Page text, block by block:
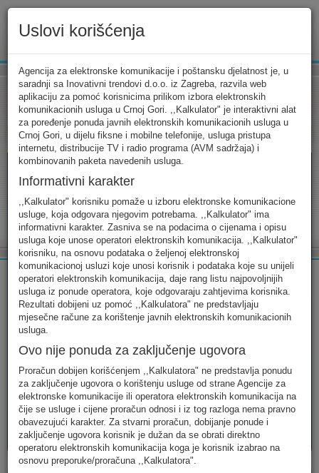
Tarifni kalkulator Uslovi korišćenja Kontakt
Tarifni kalkulator
Odaberite usluge koje koristite, popunite sva potrebna polja i
izaberite za sebe ono najbolje...
FIKSNA MOBILNA INTERNET
AVM
usluge
PAKETI
usluga
Uslovi korišćenja
Agencija za elektronske komunikacije i poštansku djelatnost je, u
saradnji sa Inovativni trendovi d.o.o. iz Zagreba, razvila web
aplikaciju za pomoć korisnicima prilikom izbora elektronskih
komunikacionih usluga u Crnoj Gori. ,,Kalkulator" je interaktivni alat
za poređenje ponuda javnih elektronskih komunikacionih usluga u
Crnoj Gori, u dijelu fiksne i mobilne telefonije, usluga pristupa
internetu, distribucije TV i radio programa (AVM sadržaja) i
kombinovanih paketa navedenih usluga.
Informativni karakter
,,Kalkulator" korisniku pomaže u izboru elektronske komunikacione
usluge, koja odgovara njegovim potrebama. ,,Kalkulator" ima
informativni karakter. Zasniva se na podacima o cijenama i opisu
usluga koje unose operatori elektronskih komunikacija. ,,Kalkulator"
korisniku, na osnovu podataka o željenoj elektronskoj
komunikacionoj usluzi koje unosi korisnik i podataka koje su unijeli
operatori elektronskih komunikacija, daje rang listu najpovoljnijih
usluga iz ponude operatora, koje odgovaraju zahtjevima korisnika.
Rezultati dobijeni uz pomoć ,,Kalkulatora" ne predstavljaju
mjesečne račune za korištenje javnih elektronskih komunikacionih
usluga.
Ovo nije ponuda za zaključenje ugovora
Proračun dobijen korišćenjem ,,Kalkulatora" ne predstavlja ponudu
za zaključenje ugovora o korištenju usluge od strane Agencije za
elektronske komunikacije ili operatora elektronskih komunikacija na
čije se usluge i cijene proračun odnosi i iz tog razloga nema pravno
obavezujući karakter. Za stvarni proračun, dobijanje ponude i
zaključenje ugovora korisnik je dužan da se obrati direktno
operatoru elektronskih komunikacija koga je korisnik izabrao na
osnovu preporuke/proračuna ,,Kalkulatora".